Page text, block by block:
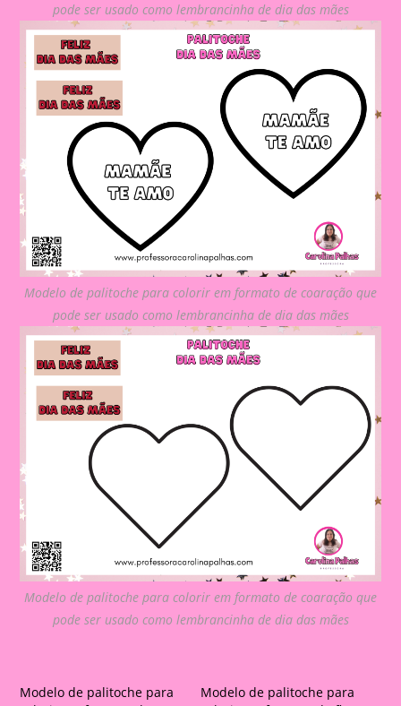
pode ser usado como lembrancinha de dia das mães
Modelo de palitoche para colorir em formato de coaração que
pode ser usado como lembrancinha de dia das mães
Modelo de palitoche para colorir em formato de coaração que
pode ser usado como lembrancinha de dia das mães
Modelo de palitoche para
Modelo de palitoche para